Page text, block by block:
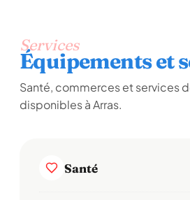
Services
Équipements et
Santé, commerces et services
disponibles à Arras.
Santé